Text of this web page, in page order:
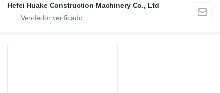
Hefei Huake Construction Machinery Co., Ltd